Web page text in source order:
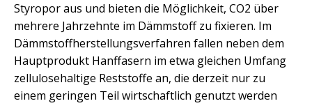
Styropor aus und bieten die Möglichkeit, CO2 über
mehrere Jahrzehnte im Dämmstoff zu fixieren. Im
Dämmstoffherstellungsverfahren fallen neben dem
Hauptprodukt Hanffasern im etwa gleichen Umfang
zellulosehaltige Reststoffe an, die derzeit nur zu
einem geringen Teil wirtschaftlich genutzt werden